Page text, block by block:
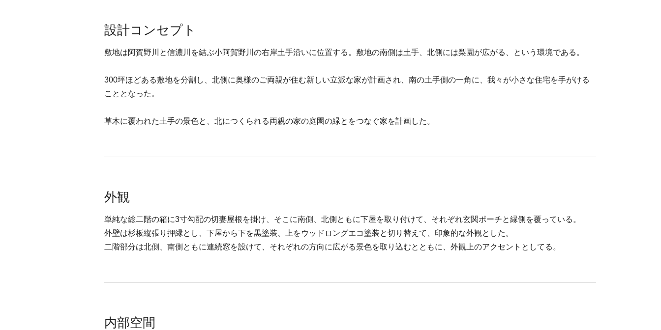
設計コンセプト
敷地は阿賀野川と信濃川を結ぶ小阿賀野川の右岸土手沿いに位置する。敷地の南側は土手、北側には梨園が広がる、という環境である。
300坪ほどある敷地を分割し、北側に奥様のご両親が住む新しい立派な家が計画され、南の土手側の一角に、我々が小さな住宅を手がける
こととなった。
草木に覆われた土手の景色と、北につくられる両親の家の庭園の緑とをつなぐ家を計画した。
外観
単純な総二階の箱に3寸勾配の切妻屋根を掛け、そこに南側、北側ともに下屋を取り付けて、それぞれ玄関ポーチと縁側を覆っている。
外壁は杉板縦張り押縁とし、下屋から下を黒塗装、上をウッドロングエコ塗装と切り替えて、印象的な外観とした。
二階部分は北側、南側ともに連続窓を設けて、それぞれの方向に広がる景色を取り込むとともに、外観上のアクセントとしてる。
内部空間